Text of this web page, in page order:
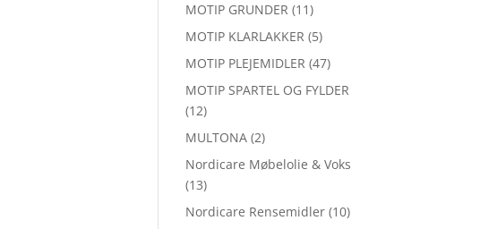
MOTIP GRUNDER (11)
MOTIP KLARLAKKER (5)
MOTIP PLEJEMIDLER (47)
MOTIP SPARTEL OG FYLDER
(12)
MULTONA (2)
Nordicare Møbelolie & Voks
(13)
Nordicare Rensemidler (10)